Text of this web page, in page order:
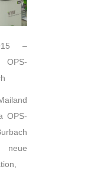
–
OPS-
OPS-